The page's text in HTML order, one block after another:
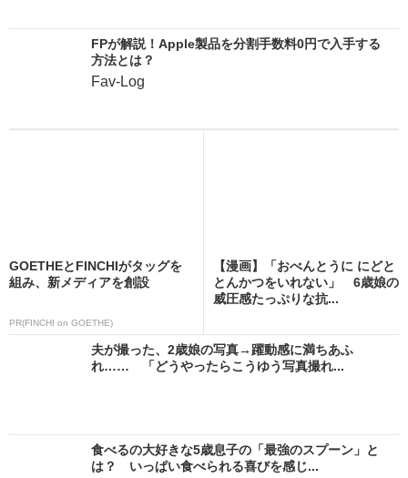
FPが解説！Apple製品を分割手数料0円で入手する
方法とは？
Fav-Log
GOETHEとFINCHIがタッグを
組み、新メディアを創設
PR(FINCHI on GOETHE)
【漫画】「おべんとうに にどと
とんかつをいれない」 6歳娘の
威圧感たっぷりな抗...
夫が撮った、2歳娘の写真→躍動感に満ちあふ
れ…… 「どうやったらこうゆう写真撮れ...
食べるの大好きな5歳息子の「最強のスプーン」と
は？ いっぱい食べられる喜びを感じ...